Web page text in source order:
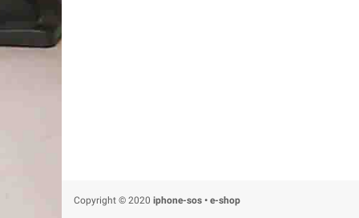
Copyright © 2020 iphone-sos • e-shop